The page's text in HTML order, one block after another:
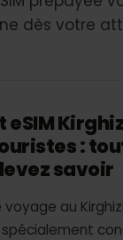
dès votre
eSIM
:
savoir
voyage au